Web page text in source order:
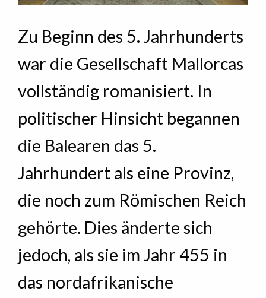
Zu Beginn des 5. Jahrhunderts
war die Gesellschaft Mallorcas
vollständig romanisiert. In
politischer Hinsicht begannen
die Balearen das 5.
Jahrhundert als eine Provinz,
die noch zum Römischen Reich
gehörte. Dies änderte sich
jedoch, als sie im Jahr 455 in
das nordafrikanische